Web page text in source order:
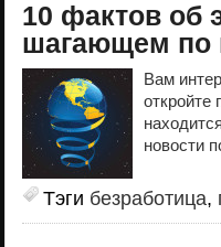
10 фактов об
шагающем по
Вам
откройте
новости
Тэги безработица,